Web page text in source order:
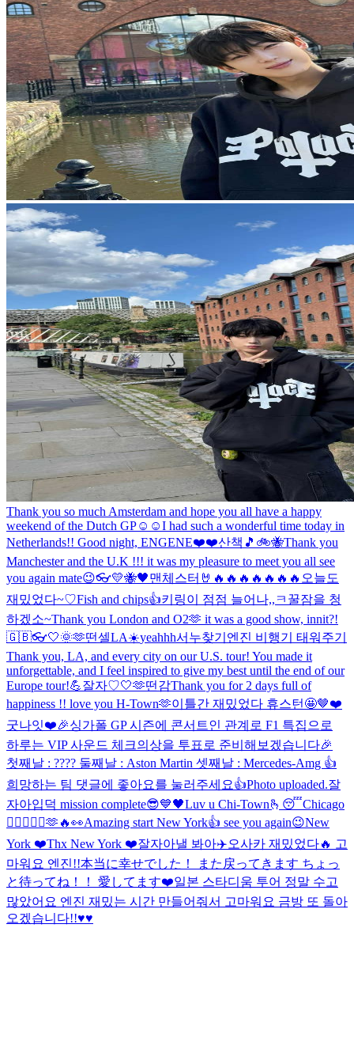
Thank you so much Amsterdam and hope you all have a happy
weekend of the Dutch GP☺️☺️I had such a wonderful time today in
Netherlands!! Good night, ENGENE❤️❤️산책🎵 🚲🐝Thank you
Manchester and the U.K !!! it was my pleasure to meet you all see
you again mate😉👓💛🐝🖤맨체스터🤘🔥🔥🔥🔥🔥🔥🔥 오늘도
재밌었다~♡Fish and chips👍키링이 점점 늘어나,,ㅋ 꿀잠을 청
하겠소~Thank you London and O2🫶 it was a good show, innit?!
🇬🇧👓🤍🌞🫶떤셀LA☀️yeahhh서누찾기 엔진 비행기 태워주기
Thank you, LA, and every city on our U.S. tour! You made it
unforgettable, and I feel inspired to give my best until the end of our
Europe tour!💪잘자♡🤍🫶떤감Thank you for 2 days full of
happiness !! love you H-Town🫶이틀간 재밌었다 휴스턴🤩🤎❤️
굿나잇❤️🎉싱가폴 GP 시즌에 콘서트인 관계로 F1 특집으로
하루는 VIP 사운드 체크의상을 투표로 준비해보겠습니다🎉
첫째날 : ???? 둘째날 : Aston Martin 셋째날 : Mercedes-Amg 👍
희망하는 팀 댓글에 좋아요를 눌러주세요👍Photo uploaded.잘
자아입덕 mission complete😎💙🖤Luv u Chi-Town🫰 😴Chicago
❤️‍🔥🤘🙂‍↕️🫶🔥👀Amazing start New York👍 see you again😉New
York ❤️Thx New York ❤️잘자아낼 봐아✈️오사카 재밌었다🔥 고
마워요 엔진!!本当に幸せでした！ また戻ってきます ちょっ
と待ってね！！ 愛してます❤️일본 스타디움 투어 정말 수고
많았어요 엔진 재밌는 시간 만들어줘서 고마워요 금방 또 돌아
오겠습니다!!♥️♥️